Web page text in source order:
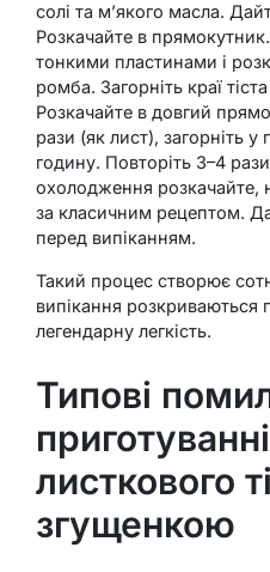
солі та м’якого масла.
Розкачайте в
тонкими пластинами і
ромба. Загорніть краї
Розкачайте в довгий
рази (як лист), загорніть у
годину. Повторіть 3–4
охолодження розкачайте,
за класичним рецептом.
перед випіканням.
Такий процес створює
випікання
легендарну легкість.
Типові
листкового
згущенкою